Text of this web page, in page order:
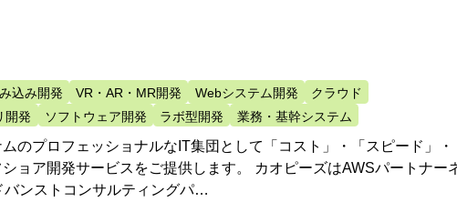
込み開発 VR・AR・MR開発 Webシステム開発
クラウド
開発
ソフトウェア開発 ラボ型開発 業務・基幹システム
のプロフェッショナルなIT集団として「コスト」・「スピード」・
ョア開発サービスをご提供します。 カオピーズはAWSパートナー
バンストコンサルティングパ…